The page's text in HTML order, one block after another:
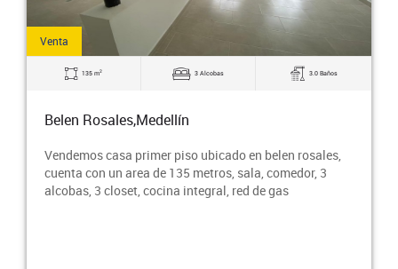
Venta
135 m2 3 Alcobas 3.0 Baños
Belen Rosales,Medellín
Vendemos casa primer piso ubicado en belen rosales,
cuenta con un area de 135 metros, sala, comedor, 3
alcobas, 3 closet, cocina integral, red de gas